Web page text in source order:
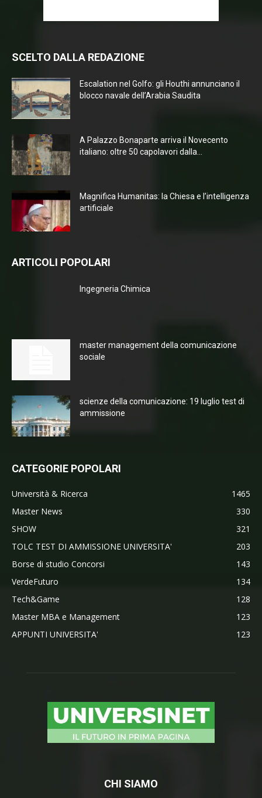
SCELTO DALLA REDAZIONE
Escalation nel Golfo: gli Houthi annunciano il
blocco navale dell’Arabia Saudita
A Palazzo Bonaparte arriva il Novecento
italiano: oltre 50 capolavori dalla...
Magnifica Humanitas: la Chiesa e l’intelligenza
artificiale
ARTICOLI POPOLARI
Ingegneria Chimica
master management della comunicazione
sociale
scienze della comunicazione: 19 luglio test di
ammissione
CATEGORIE POPOLARI
Università & Ricerca
1465
Master News
330
SHOW
321
TOLC TEST DI AMMISSIONE UNIVERSITA'
203
Borse di studio Concorsi
143
VerdeFuturo
134
Tech&Game
128
Master MBA e Management
123
APPUNTI UNIVERSITA'
123
CHI SIAMO